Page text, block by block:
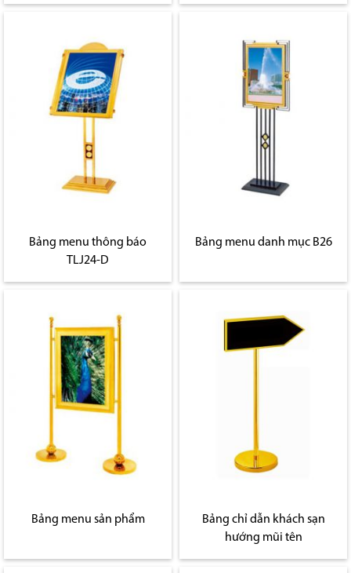
Bảng menu thông báo
TLJ24-D
Bảng menu danh mục B26
Bảng menu sản phẩm
Bảng chỉ dẫn khách sạn
hướng mũi tên